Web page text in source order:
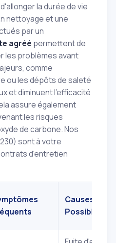
la durée de vie
nettoyage et une
par un
agréé permettent de
les problèmes avant
comme
ou les dépôts de saleté
et diminuent l'efficacité
assure également
les risques
de carbone. Nos
sont à votre
d'entretien
Causes
Possibles